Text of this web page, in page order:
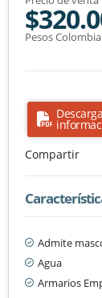
Pesos
Compartir
Admite
Agua
Armarios